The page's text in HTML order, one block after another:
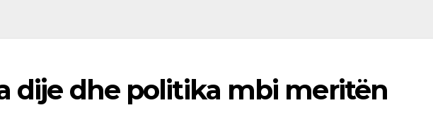
dije dhe politika mbi meritën